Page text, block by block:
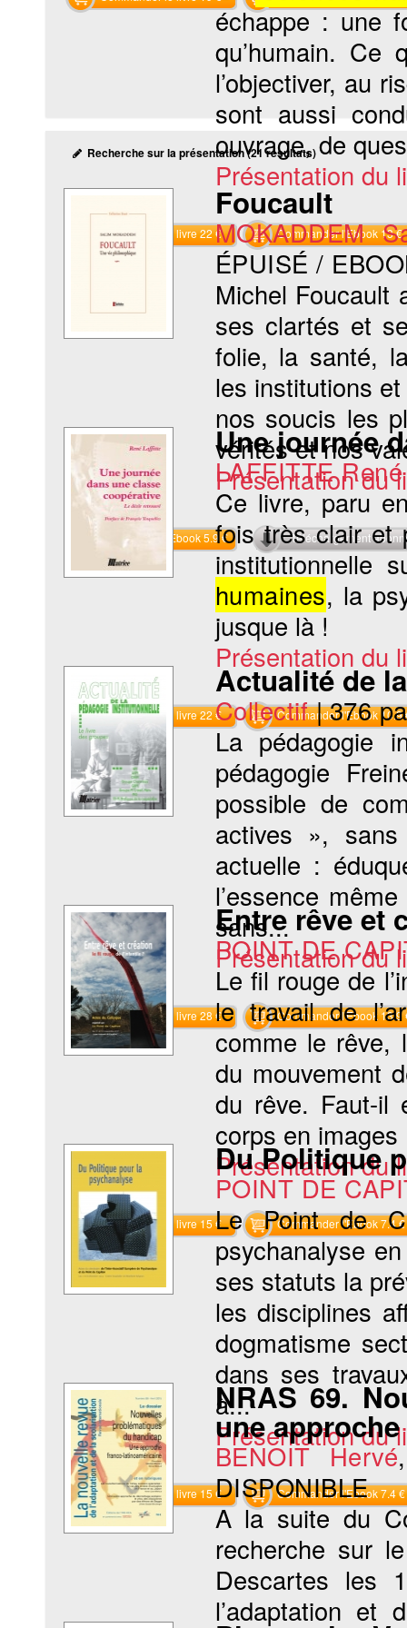
échappe : une
qu’humain. Ce
l’objectiver, au
sont aussi
ouvrage, de
Présentation du
Commander le livre 22 € Commander l'Ebook 13 €
Recherche sur la présentation (21 résultats)
Foucault
MOKADDEM
ÉPUISÉ /
Michel Foucault
ses clartés et
folie, la santé,
les institutions
nos soucis les
vérités et nos
Présentation du
Commander l'Ebook 5.9 € Téléchargement
Une journée
LAFFITTE René
Ce livre, paru
fois très clair et
institutionnelle
humaines, la
jusque là !
Présentation du
Commander le livre 22 € Commander l'Ebook 10.9
Actualité de
Collectif |376
La pédagogie
pédagogie
possible de
actives », sans
actuelle :
l’essence
sans...
Présentation du
Commander le livre 28 € Commander l'Ebook 13.9
Entre rêve et
POINT DE
Le fil rouge de
le travail de
comme le rêve,
du mouvement
du rêve. Faut-il
corps en
Présentation du
Commander le livre 15 € Commander l'Ebook 7.4 €
Du Politique
POINT DE
Le Point de
psychanalyse
ses statuts la
les disciplines
dogmatisme
dans ses
à...
Présentation du
Commander le livre 15 € Commander l'Ebook 7.4 €
NRAS 69.
une
BENOIT Hervé
DISPONIBLE
A la suite du
recherche sur
Descartes les
l’adaptation et